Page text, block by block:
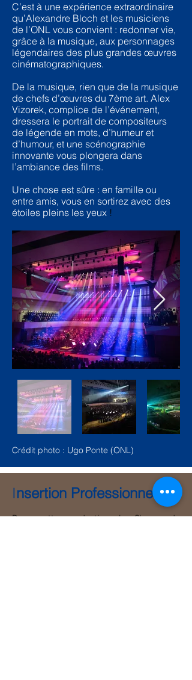
C’est à une expérience extraordinaire
qu’Alexandre Bloch et les musiciens
de l’ONL vous convient : redonner vie,
grâce à la musique, aux personnages
légendaires des plus grandes œuvres
cinématographiques.
De la musique, rien que de la musique
de chefs d’œuvres du 7ème art. Alex
Vizorek, complice de l’événement,
dressera le portrait de compositeurs
de légende en mots, d’humeur et
d’humour, et une scénographie
innovante vous plongera dans
l’ambiance des films.
Une chose est sûre : en famille ou
entre amis, vous en sortirez avec des
étoiles pleins les yeux !
Crédit photo : Ugo Ponte (ONL)
Insertion Professionnelle
Pour cette production, le Choeur de